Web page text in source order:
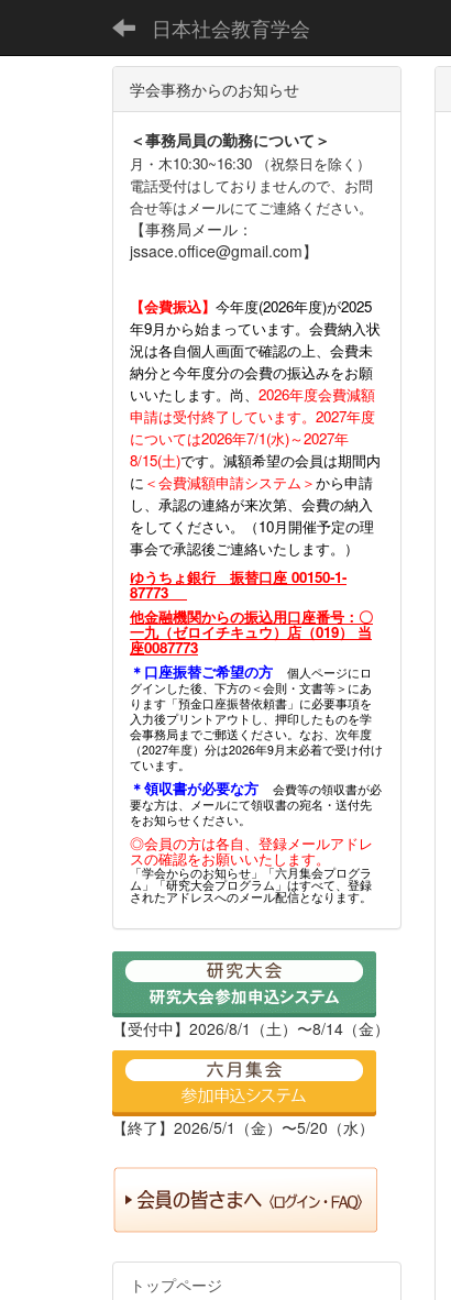
日本社会教育学会
学会事務からのお知らせ
＜事務局員の勤務について＞
月・木10:30~16:30 （祝祭日を除く）
電話受付はしておりませんので、お問
合せ等はメールにてご連絡ください。
【事務局メール：
jssace.office@gmail.com】
【会費振込】 今年度(2026年度)が2025
年9月から始まっています。会費納入状
況は各自個人画面で確認の上、会費未
納分と今年度分の会費の振込みをお願
いいたします。尚、 2026年度会費減額
申請は受付終了しています。2027年度
については2026年7/1(水)～2027年
8/15(土)です。減額希望の会員は期間内
に ＜会費減額申請システム＞から申請
し、承認の連絡が来次第、会費の納入
をしてください。（10月開催予定の理
事会で承認後ご連絡いたします。）
ゆうちょ銀行 振替口座 00150-1-
87773
他金融機関からの振込用口座番号：〇
一九（ゼロイチキュウ）店（019） 当
座0087773
＊口座振替ご希望の方
個人ページにロ
グインした後、下方の＜会則・文書等＞にあ
ります「預金口座振替依頼書」に必要事項を
入力後プリントアウトし、押印したものを学
会事務局までご郵送ください。なお、次年度
（2027年度）分は2026年9月末必着で受け付け
ています。
＊領収書が必要な方
会費等の領収書が必
要な方は、メールにて領収書の宛名・送付先
をお知らせください。
◎会員の方は各自、登録メールアドレ
スの確認をお願いいたします。
「学会からのお知らせ」「六月集会プログラ
ム」「研究大会プログラム」はすべて、登録
されたアドレスへのメール配信となります。
【受付中】2026/8/1（土）〜8/14（金）
【終了】2026/5/1（金）〜5/20（水）
トップページ